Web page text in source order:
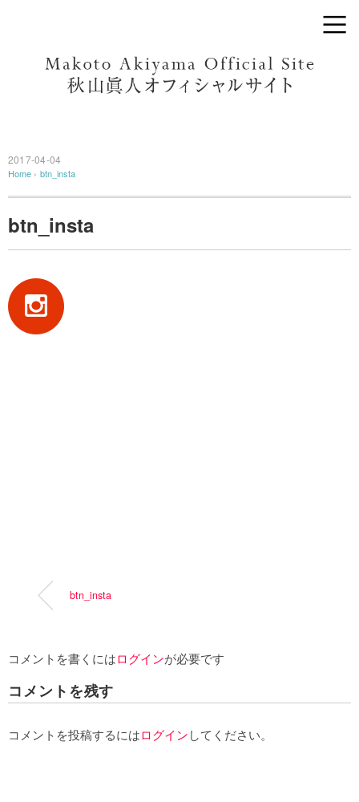
2017-04-04
Home › btn_insta
btn_insta
btn_insta
コメントを書くにはログインが必要です
コメントを残す
コメントを投稿するにはログインしてください。